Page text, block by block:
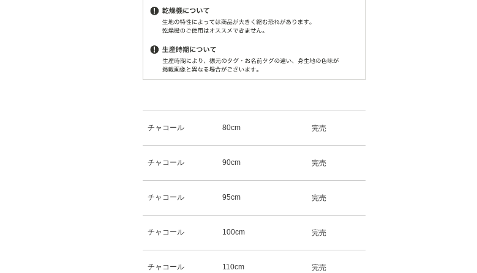
チャコール 80cm 完売
チャコール 90cm 完売
チャコール 95cm 完売
チャコール 100cm 完売
チャコール 110cm 完売